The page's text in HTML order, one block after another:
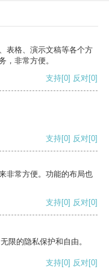
表格、演示文稿等各个方
，非常方便。
支持[0] 反对[0]
支持[0] 反对[0]
非常方便。功能的布局也
支持[0] 反对[0]
限的隐私保护和自由。
支持[0] 反对[0]